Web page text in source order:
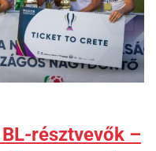
résztvevők –